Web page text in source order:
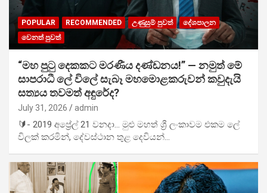
POPULAR RECOMMENDED උණුසුම් පුවත්
දේශපාලන
වෙනත් පුවත්
“මහ පුටු දෙකකට මරණීය දණ්ඩනය!” — නමුත් මේ
සාපරාධී ලේ විලේ සැබෑ මහමොළකරුවන් කවුදැයි
සත්‍යය තවමත් අඳුරේද?
July 31, 2026 admin
🔰- 2019 අප්‍රේල් 21 වනදා… මුළු මහත් ශ්‍රී ලංකාවම එකම ලේ
විලක් කරමින්, දේවස්ථාන තුළ දෙවියන්…